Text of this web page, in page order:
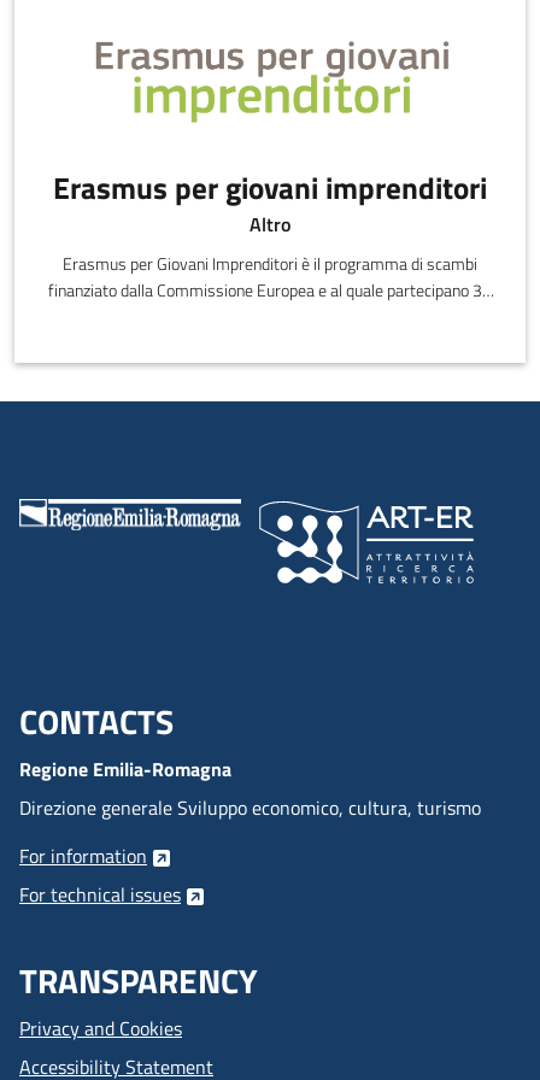
Erasmus per giovani imprenditori
Altro
Erasmus per Giovani Imprenditori è il programma di scambi
finanziato dalla Commissione Europea e al quale partecipano 38
stimolando l’internazionalizzazione delle PMI e la creazione di
startup grazie al trasferimento di conoscenze tra nuovi
Menu footer inglese
CONTACTS
Regione Emilia-Romagna
Direzione generale Sviluppo economico, cultura, turismo
For information
For technical issues
TRANSPARENCY
Privacy and Cookies
Accessibility Statement